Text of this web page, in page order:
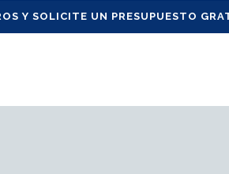
Y SOLICITE UN PRESUPUESTO